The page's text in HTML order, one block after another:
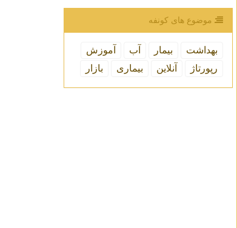
موضوع های كونفه
بهداشت بیمار آب
آموزش
رپورتاژ
آنلاین بیماری بازار